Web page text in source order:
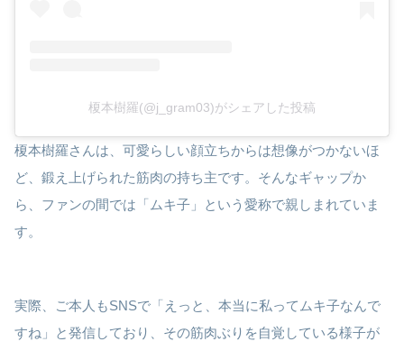
榎本樹羅(@j_gram03)がシェアした投稿
榎本樹羅さんは、可愛らしい顔立ちからは想像がつかないほ
ど、鍛え上げられた筋肉の持ち主です。そんなギャップか
ら、ファンの間では「ムキ子」という愛称で親しまれていま
す。
実際、ご本人もSNSで「えっと、本当に私ってムキ子なんで
すね」と発信しており、その筋肉ぶりを自覚している様子が